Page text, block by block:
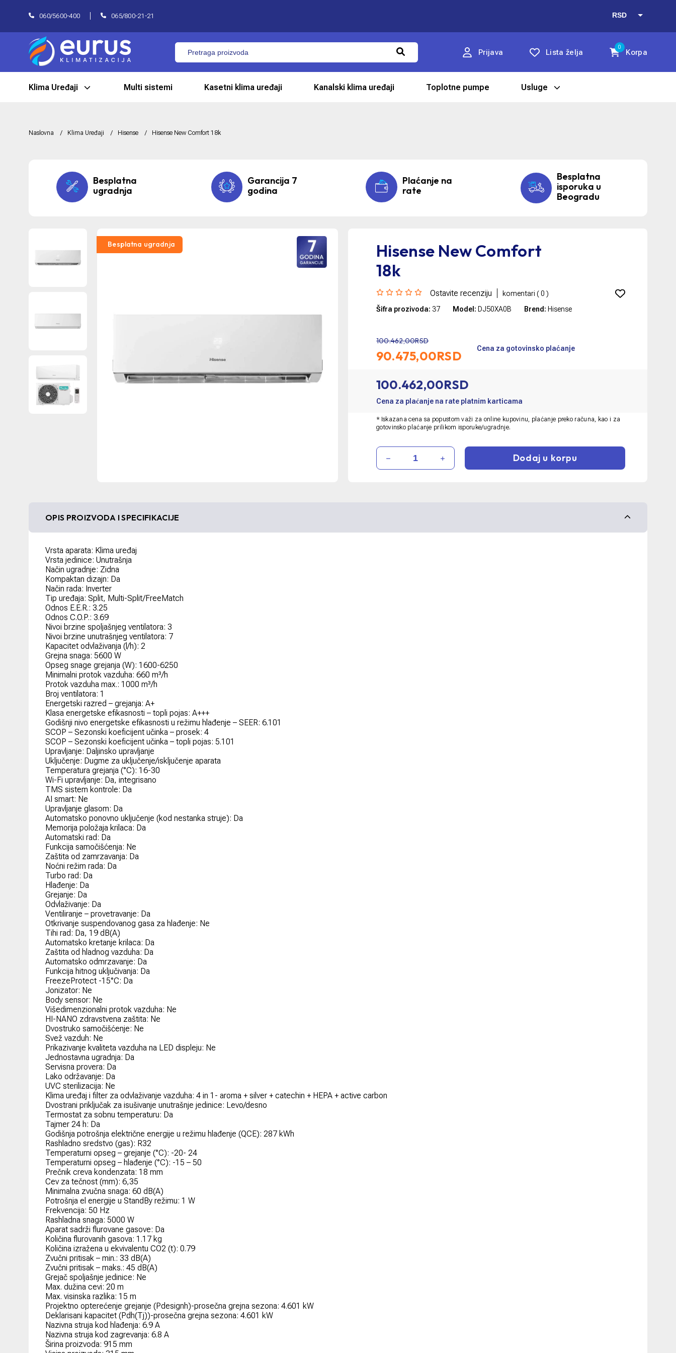
060/5600-400 065/800-21-21 RSD
EUR
Prijava Lista želja
0
Korpa
Klima Uređaji Multi sistemi Kasetni klima uređaji Kanalski klima uređaji Toplotne pumpe Usluge
Naslovna Klima Uređaji Hisense Hisense New Comfort 18k
Besplatna
ugradnja
Garancija 7
godina
Plaćanje na
rate
Besplatna
isporuka u
Beogradu
Besplatna ugradnja
Hisense New Comfort
18k
Ostavite recenziju komentari (0 )
Šifra prozivoda: 37 Model: DJ50XA0B Brend: Hisense
100.462,00RSD
90.475,00RSD Cena za gotovinsko plaćanje
100.462,00RSD
Cena za plaćanje na rate platnim karticama
* Iskazana cena sa popustom važi za online kupovinu, plaćanje preko računa, kao i za
gotovinsko plaćanje prilikom isporuke/ugradnje.
Dodaj u korpu
OPIS PROIZVODA I SPECIFIKACIJE
Vrsta aparata: Klima uređaj
Vrsta jedinice: Unutrašnja
Način ugradnje: Zidna
Kompaktan dizajn: Da
Način rada: Inverter
Tip uređaja: Split, Multi-Split/FreeMatch
Odnos E.E.R.: 3.25
Odnos C.O.P.: 3.69
Nivoi brzine spoljašnjeg ventilatora: 3
Nivoi brzine unutrašnjeg ventilatora: 7
Kapacitet odvlaživanja (l/h): 2
Grejna snaga: 5600 W
Opseg snage grejanja (W): 1600-6250
Minimalni protok vazduha: 660 m³/h
Protok vazduha max.: 1000 m³/h
Broj ventilatora: 1
Energetski razred – grejanja: A+
Klasa energetske efikasnosti – topli pojas: A+++
Godišnji nivo energetske efikasnosti u režimu hlađenje – SEER: 6.101
SCOP – Sezonski koeficijent učinka – prosek: 4
SCOP – Sezonski koeficijent učinka – topli pojas: 5.101
Upravljanje: Daljinsko upravljanje
Uključenje: Dugme za uključenje/isključenje aparata
Temperatura grejanja (°C): 16-30
Wi-Fi upravljanje: Da, integrisano
TMS sistem kontrole: Da
AI smart: Ne
Upravljanje glasom: Da
Automatsko ponovno uključenje (kod nestanka struje): Da
Memorija položaja krilaca: Da
Automatski rad: Da
Funkcija samočišćenja: Ne
Zaštita od zamrzavanja: Da
Noćni režim rada: Da
Turbo rad: Da
Hlađenje: Da
Grejanje: Da
Odvlaživanje: Da
Ventiliranje – provetravanje: Da
Otkrivanje suspendovanog gasa za hlađenje: Ne
Tihi rad: Da, 19 dB(A)
Automatsko kretanje krilaca: Da
Zaštita od hladnog vazduha: Da
Automatsko odmrzavanje: Da
Funkcija hitnog uključivanja: Da
FreezeProtect -15°C: Da
Jonizator: Ne
Body sensor: Ne
Višedimenzionalni protok vazduha: Ne
HI-NANO zdravstvena zaštita: Ne
Dvostruko samočišćenje: Ne
Svež vazduh: Ne
Prikazivanje kvaliteta vazduha na LED displeju: Ne
Jednostavna ugradnja: Da
Servisna provera: Da
Lako održavanje: Da
UVC sterilizacija: Ne
Klima uređaj i filter za odvlaživanje vazduha: 4 in 1- aroma + silver + catechin + HEPA + active carbon
Dvostrani priključak za isušivanje unutrašnje jedinice: Levo/desno
Termostat za sobnu temperaturu: Da
Tajmer 24 h: Da
Godišnja potrošnja električne energije u režimu hlađenje (QCE): 287 kWh
Rashladno sredstvo (gas): R32
Temperaturni opseg – grejanje (°C): -20- 24
Temperaturni opseg – hlađenje (°C): -15 – 50
Prečnik creva kondenzata: 18 mm
Cev za tečnost (mm): 6,35
Minimalna zvučna snaga: 60 dB(A)
Potrošnja el energije u StandBy režimu: 1 W
Frekvencija: 50 Hz
Rashladna snaga: 5000 W
Aparat sadrži flurovane gasove: Da
Količina flurovanih gasova: 1.17 kg
Količina izražena u ekvivalentu CO2 (t): 0.79
Zvučni pritisak – min.: 33 dB(A)
Zvučni pritisak – maks.: 45 dB(A)
Grejač spoljašnje jedinice: Ne
Max. dužina cevi: 20 m
Max. visinska razlika: 15 m
Projektno opterećenje grejanje (Pdesignh)-prosečna grejna sezona: 4.601 kW
Deklarisani kapacitet (Pdh(Tj))-prosečna grejna sezona: 4.601 kW
Nazivna struja kod hlađenja: 6.9 A
Nazivna struja kod zagrevanja: 6.8 A
Širina proizvoda: 915 mm